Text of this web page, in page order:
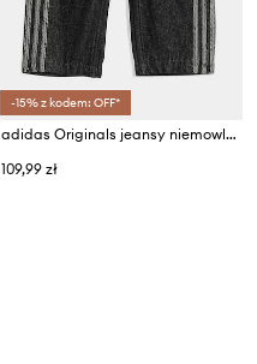
-15% z kodem: OFF*
adidas Originals jeansy niemowlęce
109,99 zł